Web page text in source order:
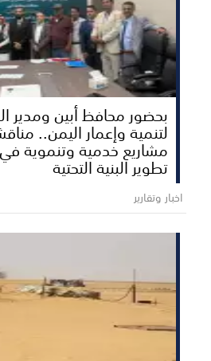
بحضور محافظ أبين ومدير
لتنمية وإعمار اليمن..
مشاريع خدمية وتنموية
تطوير البنية التحتية
اخبار وتقارير